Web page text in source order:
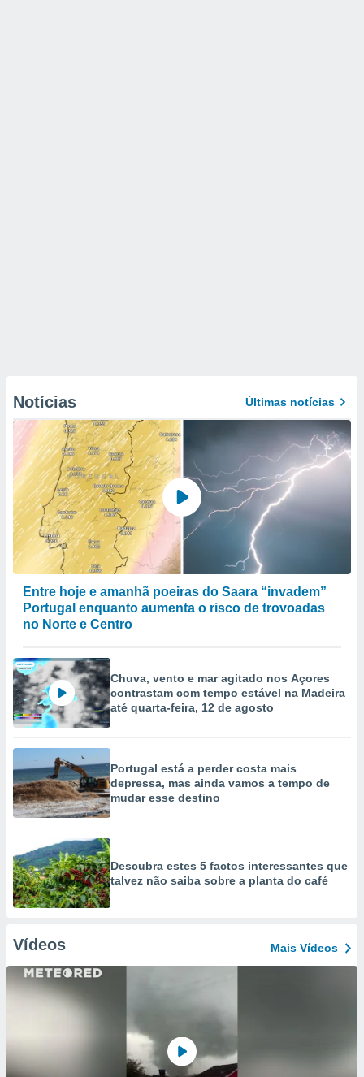
Notícias Últimas notícias
Entre hoje e amanhã poeiras do Saara “invadem”
Portugal enquanto aumenta o risco de trovoadas
no Norte e Centro
Chuva, vento e mar agitado nos Açores
contrastam com tempo estável na Madeira
até quarta-feira, 12 de agosto
Portugal está a perder costa mais
depressa, mas ainda vamos a tempo de
mudar esse destino
Descubra estes 5 factos interessantes que
talvez não saiba sobre a planta do café
Vídeos Mais Vídeos